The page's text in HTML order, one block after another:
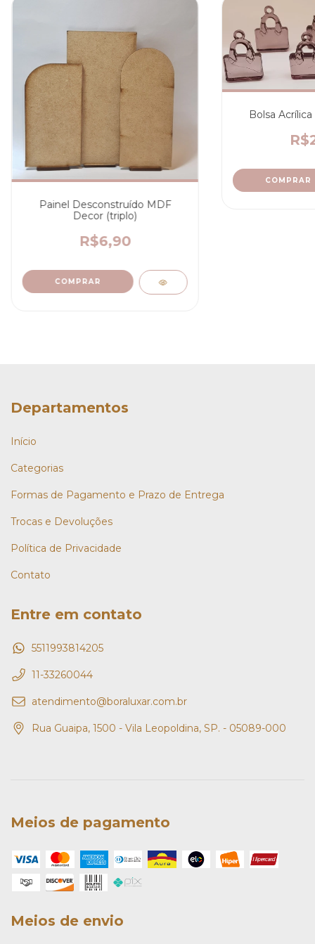
Painel Desconstruído MDF
Decor (triplo)
R$6,90
Bolsa
COMPRAR
Departamentos
Início
Categorias
Formas de Pagamento e Prazo de Entrega
Trocas e Devoluções
Política de Privacidade
Contato
Entre em contato
5511993814205
11-33260044
atendimento@boraluxar.com.br
Rua Guaipa, 1500 - Vila Leopoldina, SP. - 05089-000
Meios de pagamento
Meios de envio